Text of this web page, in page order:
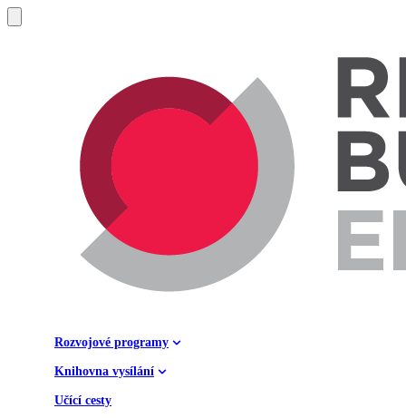
Rozvojové programy
Knihovna vysílání
Učící cesty